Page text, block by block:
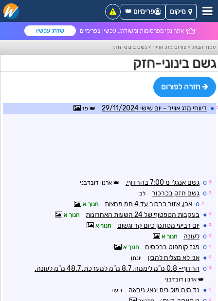
אתר נקי מפרסומות ומשודרג, עכשיו בפרימיום שדרג עכשיו
מיקום פרימיום 👑
עמוד הבית > פורום מזג אוויר > גשם בינוני-חזק
גשם בינוני-חזק
חזרה לפורום
● דיווחי מזג אוויר - יום שישי 29/11/2024 פז
☼
o גשם אנגלי מ 7:00 בהרדוף. ארנון דובדבני
☼
o גשם חזק בכרכור לב
☼
o אכן, אזור כרכור עד 4 ממ מחצות חנוך א
☼
● בעקבות הטפטוף של 24 השעות האחרונות חנוך א
☼
● יום רביעי מסתמן כיום קר וגשום חנוך א
☼
o לעונה חנוך א
☼
o פגז קומפוט ברכסים חנוך א
☼
● אני לא מצליח להבין יונתן
☼
o הרדוף- 0.8 מ"מ ליממה. 8.7 מ"מ למערכת. 48.7 מ"מ לעונה.
ארנון דובדבני
☼
● נד מים מול בית ינאי. ניראה נועם
☼